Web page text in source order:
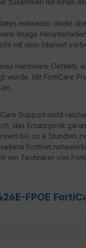
zusammen mit Ihnen
entweder direkt
Image
mit dem Internet
Hardware-Defekts
wurde. Mit FortiCare
Support nicht
das Ersatzgerät
bis zu 4 Stunden
Fortinet
ein Techniker von
FPOE